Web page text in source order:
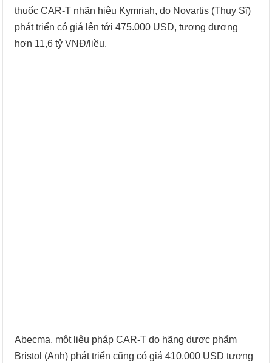
thuốc CAR-T nhãn hiệu Kymriah, do Novartis (Thụy Sĩ)
phát triển có giá lên tới 475.000 USD, tương đương
hơn 11,6 tỷ VNĐ/liều.
Abecma, một liệu pháp CAR-T do hãng dược phẩm
Bristol (Anh) phát triển cũng có giá 410.000 USD tương